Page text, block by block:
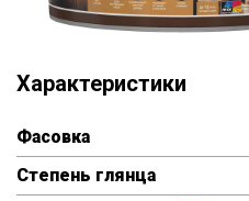
Характеристики
Фасовка
Степень глянца